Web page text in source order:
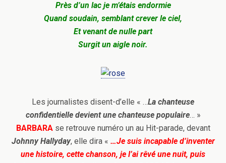
Près d’un lac je m’étais endormie
Quand soudain, semblant crever le ciel,
Et venant de nulle part
Surgit un aigle noir.
Les journalistes disent-d’elle « …La chanteuse
confidentielle devient une chanteuse populaire… »
BARBARA se retrouve numéro un au Hit-parade, devant
Johnny Hallyday, elle dira « …Je suis incapable d’inventer
une histoire, cette chanson, je l’ai rêvé une nuit, puis